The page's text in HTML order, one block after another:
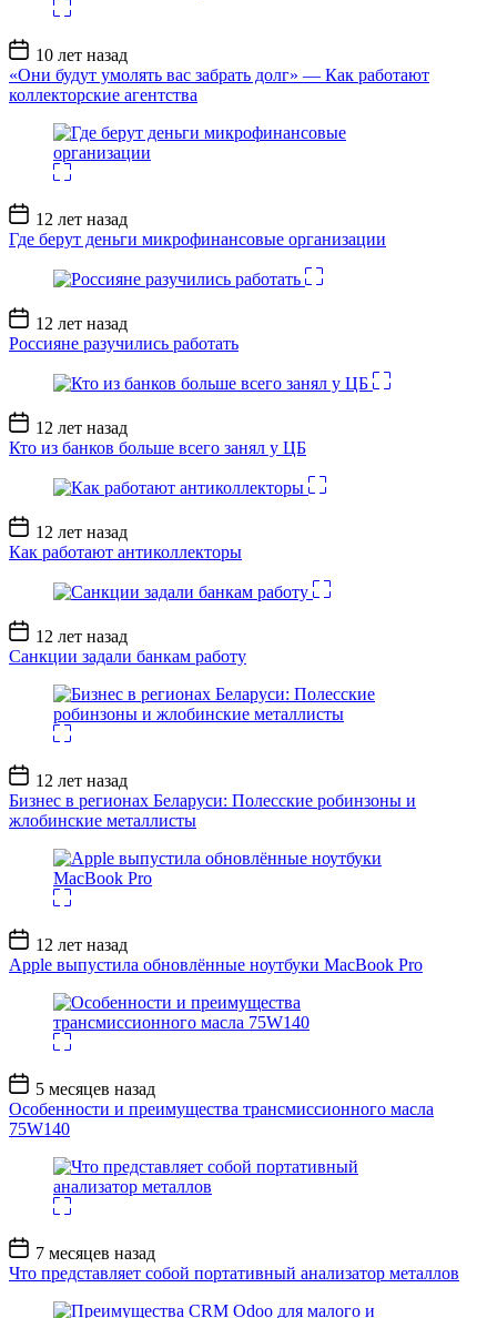
Дата
записи
10 лет назад
«Они будут умолять вас забрать долг» — Как работают
коллекторские агентства
Дата
записи
12 лет назад
Где берут деньги микрофинансовые организации
Дата
записи
12 лет назад
Россияне разучились работать
Дата
записи
12 лет назад
Кто из банков больше всего занял у ЦБ
Дата
записи
12 лет назад
Как работают антиколлекторы
Дата
записи
12 лет назад
Санкции задали банкам работу
Дата
записи
12 лет назад
Бизнес в регионах Беларуси: Полесские робинзоны и
жлобинские металлисты
Дата
записи
12 лет назад
Apple выпустила обновлённые ноутбуки MacBook Pro
Дата
записи
5 месяцев назад
Особенности и преимущества трансмиссионного масла
75W140
Дата
записи
7 месяцев назад
Что представляет собой портативный анализатор металлов